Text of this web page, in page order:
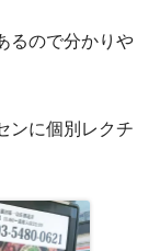
るので分かりや
ンに個別レクチ